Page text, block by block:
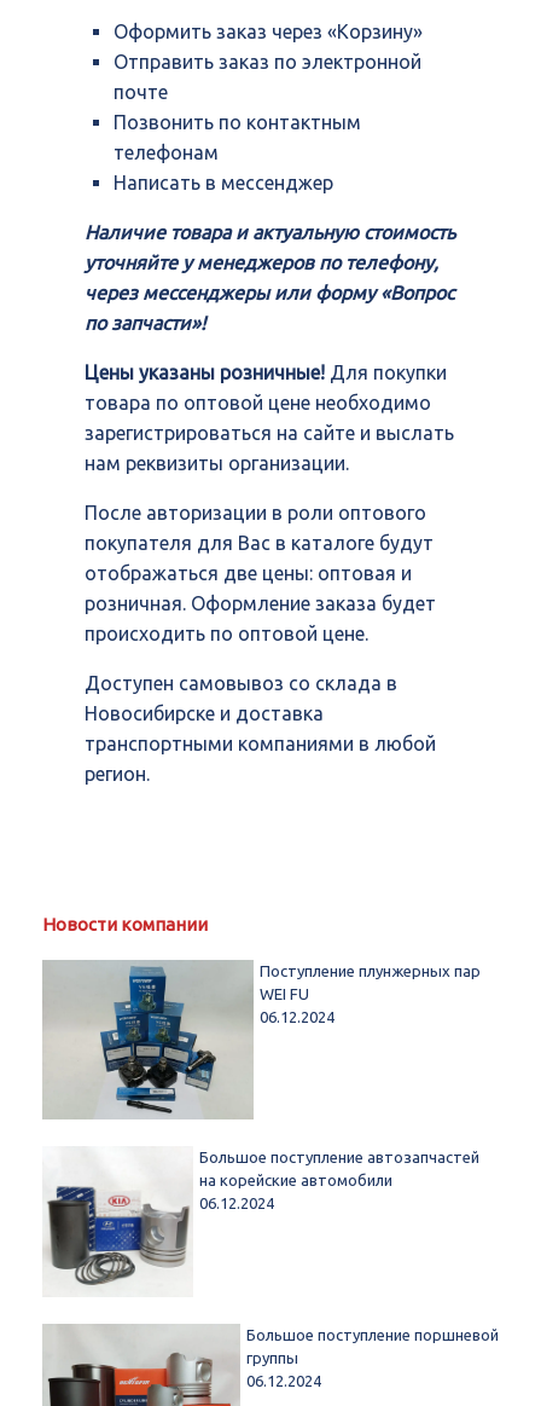
Оформить заказ через «Корзину»
Отправить заказ по электронной
почте
Позвонить по контактным
телефонам
Написать в мессенджер
Наличие товара и актуальную стоимость
уточняйте у менеджеров по телефону,
через мессенджеры или форму «Вопрос
по запчасти»!
Цены указаны розничные! Для покупки
товара по оптовой цене необходимо
зарегистрироваться на сайте и выслать
нам реквизиты организации.
После авторизации в роли оптового
покупателя для Вас в каталоге будут
отображаться две цены: оптовая и
розничная. Оформление заказа будет
происходить по оптовой цене.
Доступен самовывоз со склада в
Новосибирске и доставка
транспортными компаниями в любой
регион.
Новости компании
Поступление плунжерных пар
WEI FU
06.12.2024
Большое поступление автозапчастей
на корейские автомобили
06.12.2024
Большое поступление поршневой
группы
06.12.2024